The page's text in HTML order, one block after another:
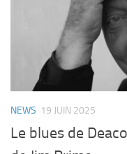
NEWS 19 JUIN 2025
Le blues de